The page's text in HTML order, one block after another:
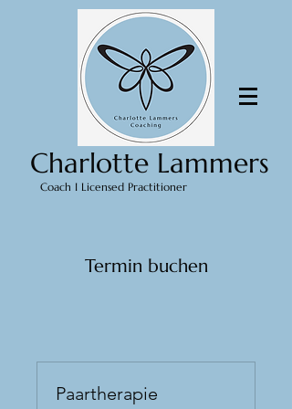
Charlotte Lammers
Coach I Licensed Practitioner
Termin buchen
Paartherapie